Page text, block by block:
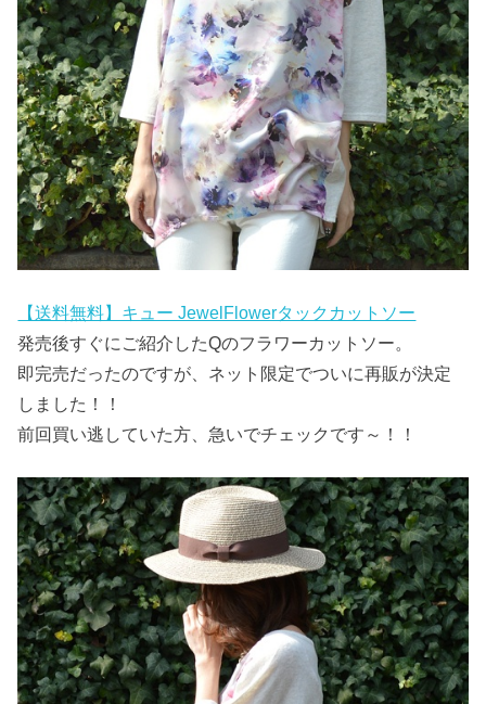
【送料無料】キュー JewelFlowerタックカットソー
発売後すぐにご紹介したQのフラワーカットソー。
即完売だったのですが、ネット限定でついに再販が決定
しました！！
前回買い逃していた方、急いでチェックです～！！